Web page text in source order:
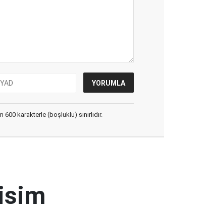
karakterle (boşluklu) sınırlıdır.